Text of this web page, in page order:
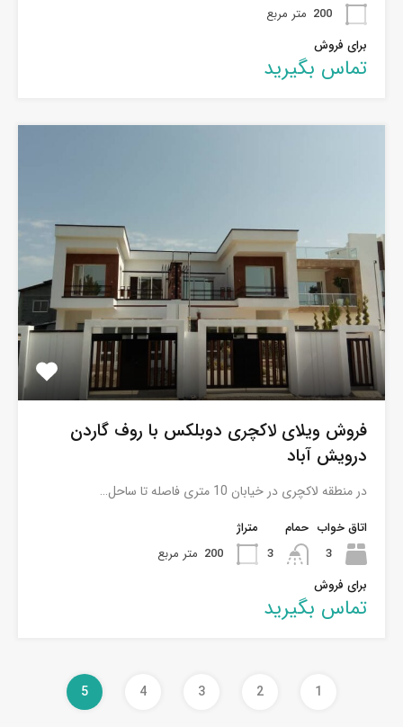
200 متر مربع
برای فروش
تماس بگیرید
فروش ویلای لاکچری دوبلکس با روف گاردن
درویش آباد
در منطقه لاکچری در خیابان 10 متری فاصله تا ساحل…
اتاق خواب
3
حمام
3
متراژ
200 متر مربع
برای فروش
تماس بگیرید
1
2
3
4
5